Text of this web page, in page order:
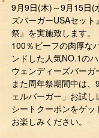
9月9日(木)～9月15日(
ズバーガーUSAセッ
祭』を実施致します。
100％ビーフの肉厚な
ンドした人気NO.1の
ウェンディーズバーガ
また周年祭期間中は
ェルバーガー」お試
シートクーポンをゲ
お楽しみください。